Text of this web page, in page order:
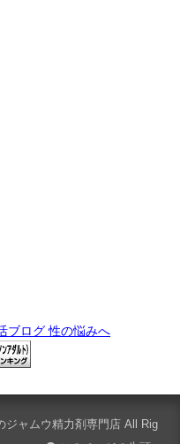
ジャムウ精力剤専門店 All Rig